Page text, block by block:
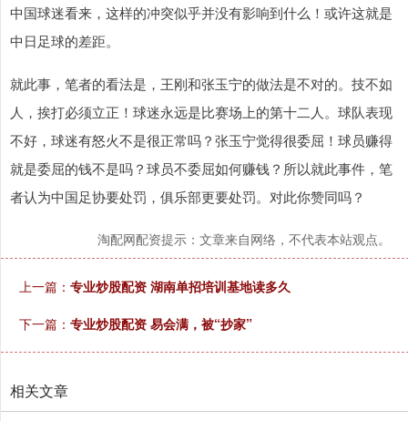
中国球迷看来，这样的冲突似乎并没有影响到什么！或许这就是
中日足球的差距。
就此事，笔者的看法是，王刚和张玉宁的做法是不对的。技不如
人，挨打必须立正！球迷永远是比赛场上的第十二人。球队表现
不好，球迷有怒火不是很正常吗？张玉宁觉得很委屈！球员赚得
就是委屈的钱不是吗？球员不委屈如何赚钱？所以就此事件，笔
者认为中国足协要处罚，俱乐部更要处罚。对此你赞同吗？
淘配网配资提示：文章来自网络，不代表本站观点。
上一篇： 专业炒股配资 湖南单招培训基地读多久
下一篇： 专业炒股配资 易会满，被“抄家”
相关文章